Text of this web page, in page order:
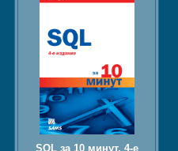
SQL за 10 минут, 4-е